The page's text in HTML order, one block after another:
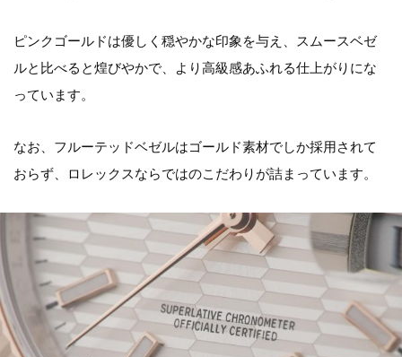
ピンクゴールドは優しく穏やかな印象を与え、スムースベゼ
ルと比べると煌びやかで、より高級感あふれる仕上がりにな
っています。
なお、フルーテッドベゼルはゴールド素材でしか採用されて
おらず、ロレックスならではのこだわりが詰まっています。